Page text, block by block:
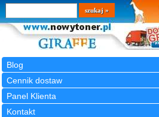
Blog
Cennik dostaw
Panel Klienta
Kontakt
Wyszukiwarka
szukaj